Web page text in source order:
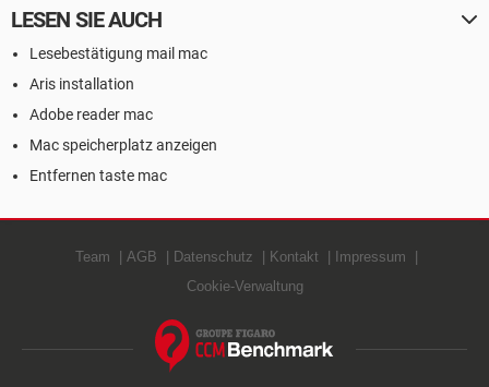
LESEN SIE AUCH
Lesebestätigung mail mac
Aris installation
Adobe reader mac
Mac speicherplatz anzeigen
Entfernen taste mac
Team AGB Datenschutz Kontakt
Impressum
Cookie-Verwaltung